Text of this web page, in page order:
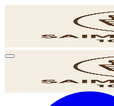
เนื้อหา